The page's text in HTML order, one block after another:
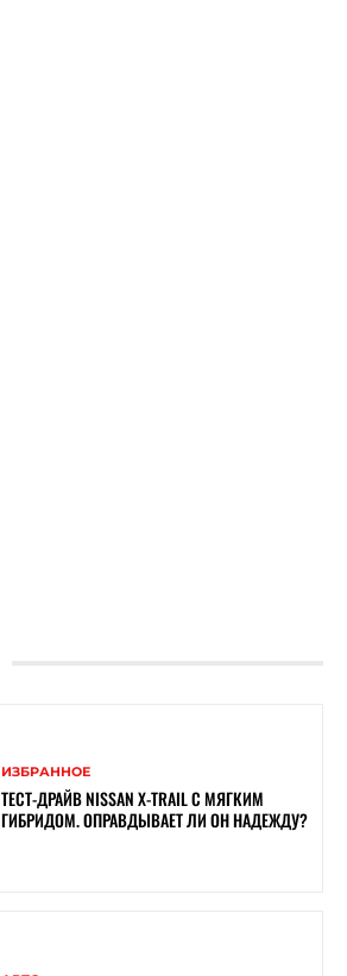
ИЗБРАННОЕ
ТЕСТ-ДРАЙВ NISSAN X-TRAIL С МЯГКИМ
ГИБРИДОМ. ОПРАВДЫВАЕТ ЛИ ОН НАДЕЖДУ?